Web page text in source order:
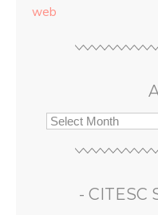
web
- CITESC